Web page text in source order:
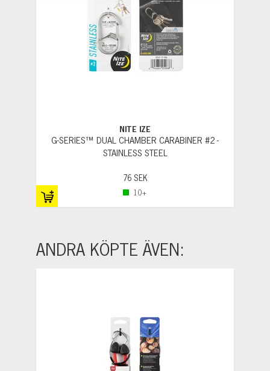
NITE IZE
G-SERIES™ DUAL CHAMBER CARABINER #2 -
STAINLESS STEEL
76 SEK
10+
ANDRA KÖPTE ÄVEN: